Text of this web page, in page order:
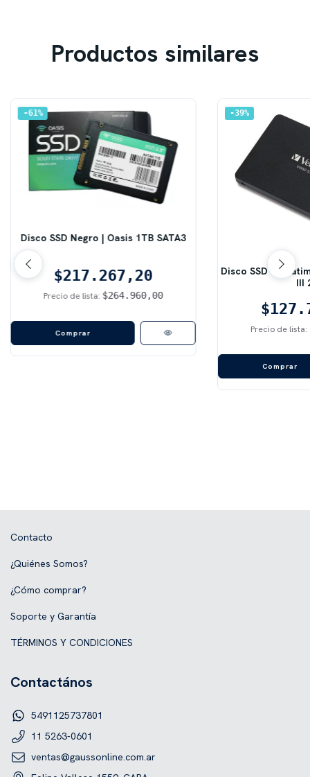
Productos similares
61%
Disco SSD Negro | Oasis 1TB SATA3
$217.267,20
Precio de lista: $264.960,00
39%
Disco SSD
III
Precio de lista:
Contacto
¿Quiénes Somos?
¿Cómo comprar?
Soporte y Garantía
TÉRMINOS Y CONDICIONES
Contactános
5491125737801
11 5263-0601
ventas@gaussonline.com.ar